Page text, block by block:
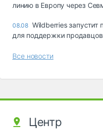
линию в Европу через
08.08 Wildberries запустит
для поддержки продавцов
Все новости
Центр